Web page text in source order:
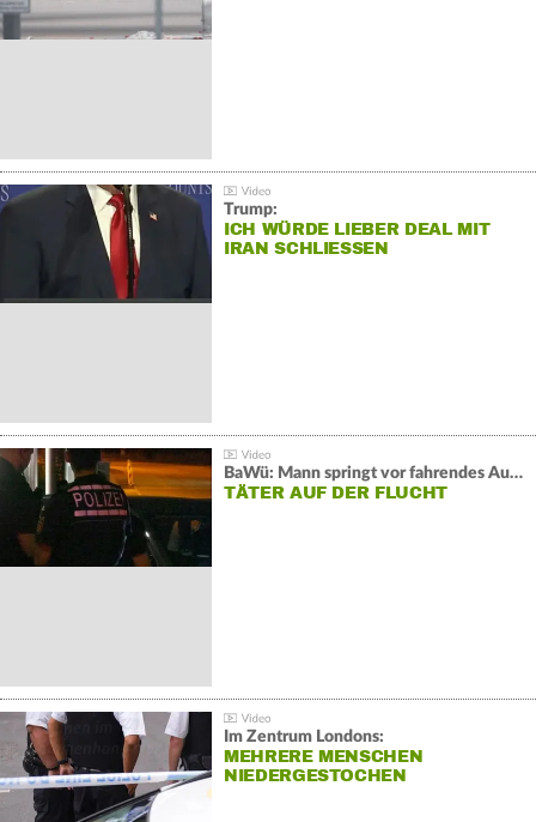
Trump:
ICH WÜRDE LIEBER DEAL MIT
IRAN SCHLIESSEN
BaWü: Mann springt vor fahrendes Auto und schießt
TÄTER AUF DER FLUCHT
Im Zentrum Londons:
MEHRERE MENSCHEN
NIEDERGESTOCHEN